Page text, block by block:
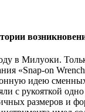
в Милуоки.
«Snap-on
идею
с рукояткой
размеров и